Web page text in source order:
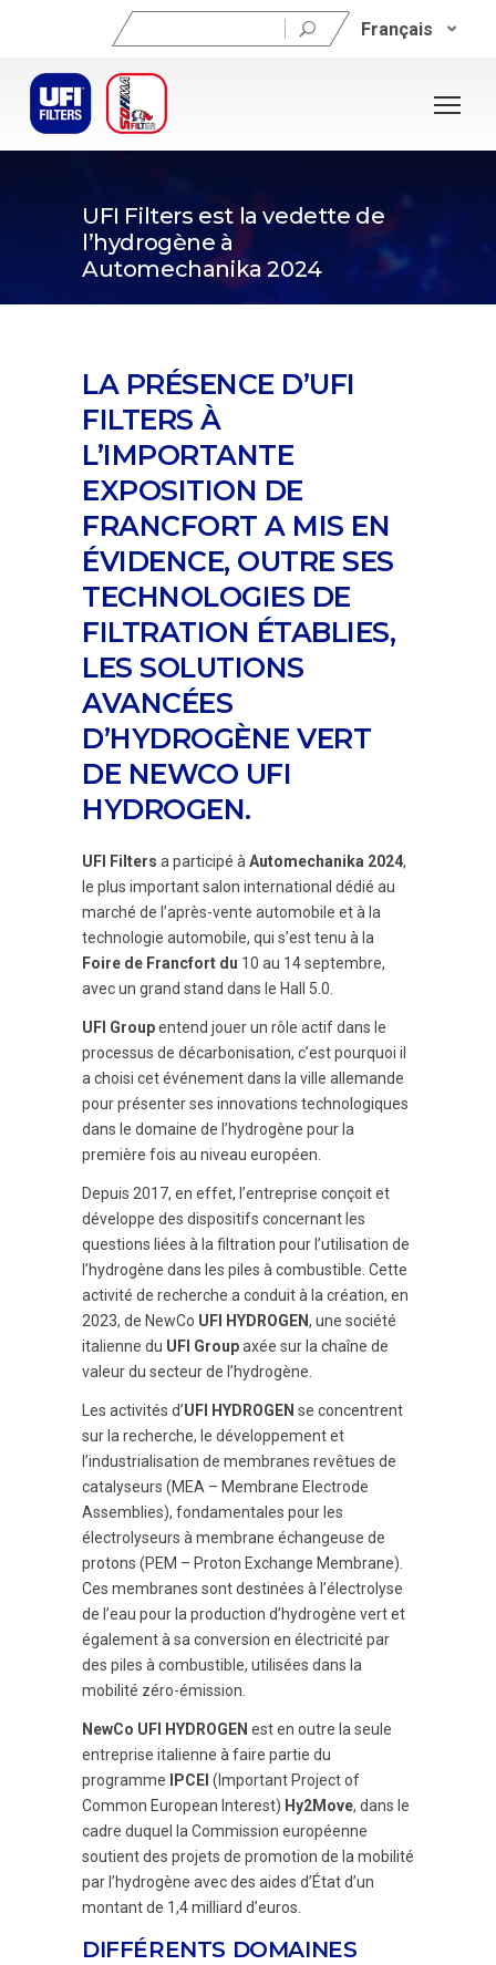
Rechercher : Français
UFI Filters est la vedette de
l’hydrogène à
Automechanika 2024
18 septembre 2024
LA PRÉSENCE D’UFI
FILTERS À
L’IMPORTANTE
EXPOSITION DE
FRANCFORT A MIS EN
ÉVIDENCE, OUTRE SES
TECHNOLOGIES DE
FILTRATION ÉTABLIES,
LES SOLUTIONS
AVANCÉES
D’HYDROGÈNE VERT
DE NEWCO UFI
HYDROGEN.
UFI Filters a participé àAutomechanika 2024,
le plus important salon international dédié au
marché de l’après-vente automobile et à la
technologie automobile, qui s’est tenu à la
Foire de Francfort du 10 au 14 septembre,
avec un grand stand dans le Hall 5.0.
UFI Groupentend jouer un rôle actif dans le
processus de décarbonisation, c’est pourquoi il
a choisi cet événement dans la ville allemande
pour présenter ses innovations technologiques
dans le domaine de l’hydrogène pour la
première fois au niveau européen.
Depuis 2017, en effet, l’entreprise conçoit et
développe des dispositifs concernant les
questions liées à la filtration pour l’utilisation de
l’hydrogène dans les piles à combustible. Cette
activité de recherche a conduit à la création, en
2023, de NewCo UFI HYDROGEN, une société
italienne du UFI Groupaxée sur la chaîne de
valeur du secteur de l’hydrogène.
Les activités d’UFI HYDROGEN se concentrent
sur la recherche, le développement et
l’industrialisation de membranes revêtues de
catalyseurs (MEA – Membrane Electrode
Assemblies), fondamentales pour les
électrolyseurs à membrane échangeuse de
protons (PEM – Proton Exchange Membrane).
Ces membranes sont destinées à l’électrolyse
de l’eau pour la production d’hydrogène vert et
également à sa conversion en électricité par
des piles à combustible, utilisées dans la
mobilité zéro-émission.
NewCo UFI HYDROGEN est en outre la seule
entreprise italienne à faire partie du
programme
IPCEI (Important Project of
Common European Interest) Hy2Move, dans le
cadre duquel la Commission européenne
soutient des projets de promotion de la mobilité
par l’hydrogène avec des aides d’État d’un
montant de 1,4 milliard d’euros.
DIFFÉRENTS DOMAINES